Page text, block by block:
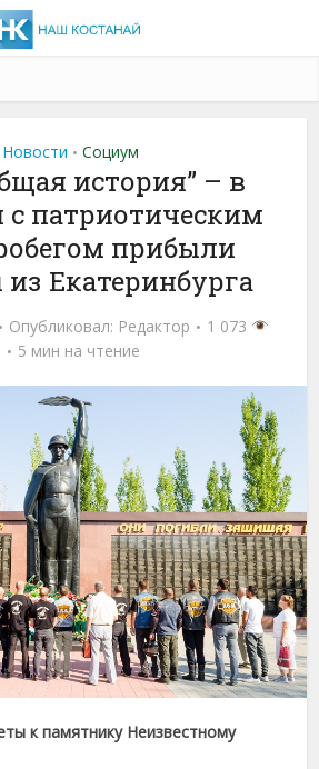
Новости • Социум
история” – в
с патриотическим
прибыли
Екатеринбурга
Опубликовал: Редактор
1 073
5 мин на чтение
к памятнику Неизвестному